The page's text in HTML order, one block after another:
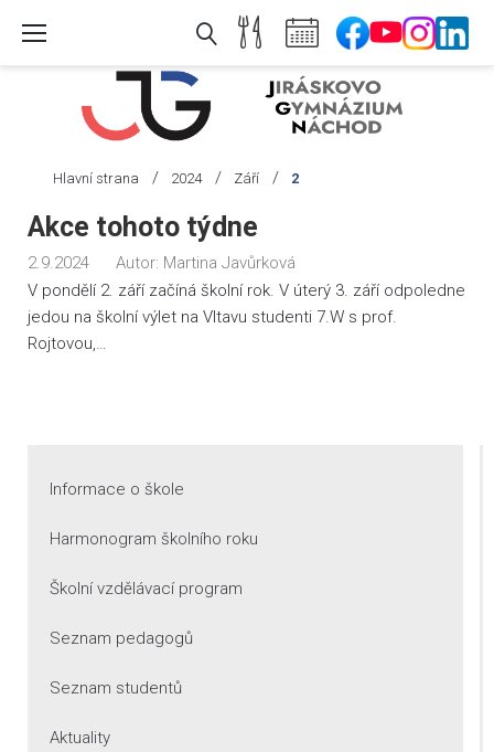
Hlavní strana / 2024 / Září / 2
Den:
2.
9.
2024
Akce tohoto týdne
2.9.2024 Autor: Martina Javůrková
V pondělí 2. září začíná školní rok. V úterý 3. září odpoledne
jedou na školní výlet na Vltavu studenti 7.W s prof.
Rojtovou,…
Informace o škole
Harmonogram školního roku
Školní vzdělávací program
Seznam pedagogů
Seznam studentů
Aktuality